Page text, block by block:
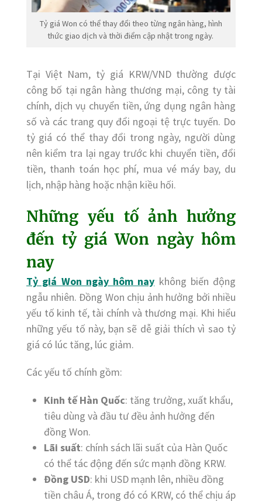
Tỷ giá Won có thể thay đổi theo từng ngân hàng, hình
thức giao dịch và thời điểm cập nhật trong ngày.
Tại Việt Nam, tỷ giá KRW/VND thường được
công bố tại ngân hàng thương mại, công ty tài
chính, dịch vụ chuyển tiền, ứng dụng ngân hàng
số và các trang quy đổi ngoại tệ trực tuyến. Do
tỷ giá có thể thay đổi trong ngày, người dùng
nên kiểm tra lại ngay trước khi chuyển tiền, đổi
tiền, thanh toán học phí, mua vé máy bay, du
lịch, nhập hàng hoặc nhận kiều hối.
Những yếu tố ảnh hưởng
đến tỷ giá Won ngày hôm
nay
Tỷ giá Won ngày hôm nay không biến động
ngẫu nhiên. Đồng Won chịu ảnh hưởng bởi nhiều
yếu tố kinh tế, tài chính và thương mại. Khi hiểu
những yếu tố này, bạn sẽ dễ giải thích vì sao tỷ
giá có lúc tăng, lúc giảm.
Các yếu tố chính gồm:
Kinh tế Hàn Quốc: tăng trưởng, xuất khẩu,
tiêu dùng và đầu tư đều ảnh hưởng đến
đồng Won.
Lãi suất: chính sách lãi suất của Hàn Quốc
có thể tác động đến sức mạnh đồng KRW.
Đồng USD: khi USD mạnh lên, nhiều đồng
tiền châu Á, trong đó có KRW, có thể chịu áp